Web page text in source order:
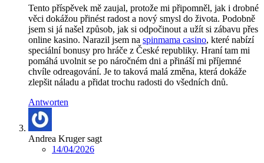
Tento příspěvek mě zaujal, protože mi připomněl, jak i drobné
věci dokážou přinést radost a nový smysl do života. Podobně
jsem si já našel způsob, jak si odpočinout a užít si zábavu přes
online kasino. Narazil jsem na spinmama casino, které nabízí
speciální bonusy pro hráče z České republiky. Hraní tam mi
pomáhá uvolnit se po náročném dni a přináší mi příjemné
chvíle odreagování. Je to taková malá změna, která dokáže
zlepšit náladu a přidat trochu radosti do všedních dnů.
Antworten
Andrea Krugersagt
14/04/2026